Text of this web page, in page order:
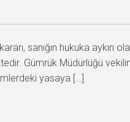
sanığın hukuka aykırı
Gümrük Müdürlüğü
yasaya […]